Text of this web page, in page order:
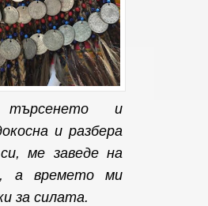
и
и разбера
ме заведе на
а времето ми
за силата.